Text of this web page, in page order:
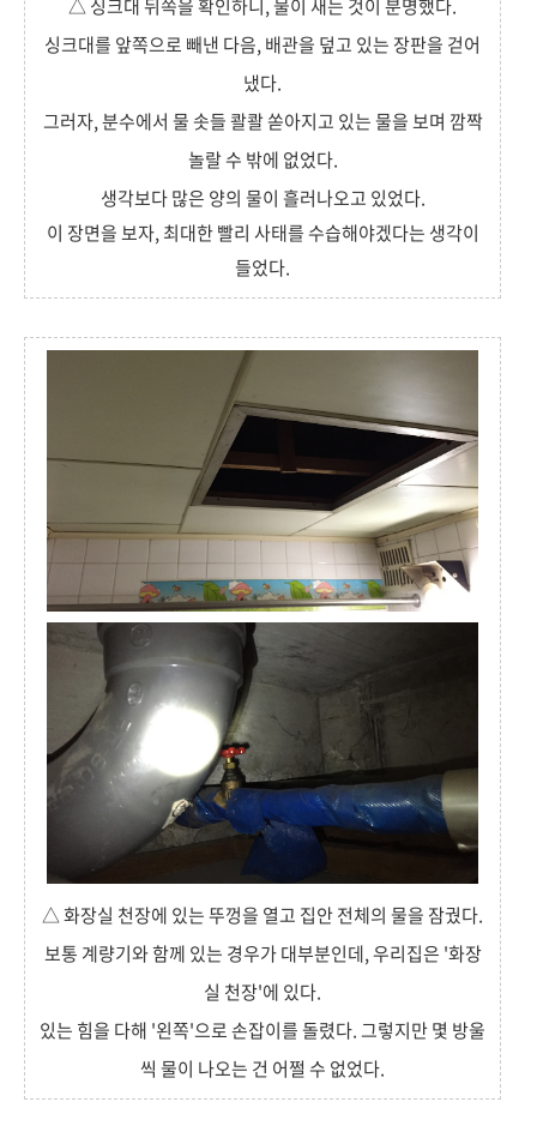
△ 싱크대 뒤쪽을 확인하니, 물이 새는 것이 분명했다.
싱크대를 앞쪽으로 빼낸 다음, 배관을 덮고 있는 장판을 걷어
냈다.
그러자, 분수에서 물 솟들 콸콸 쏟아지고 있는 물을 보며 깜짝
놀랄 수 밖에 없었다.
생각보다 많은 양의 물이 흘러나오고 있었다.
이 장면을 보자, 최대한 빨리 사태를 수습해야겠다는 생각이
들었다.
△ 화장실 천장에 있는 뚜껑을 열고 집안 전체의 물을 잠궜다.
보통 계량기와 함께 있는 경우가 대부분인데, 우리집은 '화장
실 천장'에 있다.
있는 힘을 다해 '왼쪽'으로 손잡이를 돌렸다. 그렇지만 몇 방울
씩 물이 나오는 건 어쩔 수 없었다.